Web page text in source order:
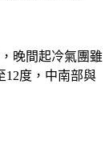
晚間起冷氣團雖
12度，中南部與